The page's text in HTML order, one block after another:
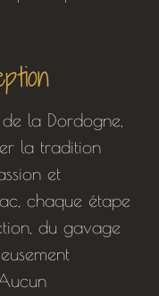
la Dordogne,
la tradition
et
chaque étape
du gavage